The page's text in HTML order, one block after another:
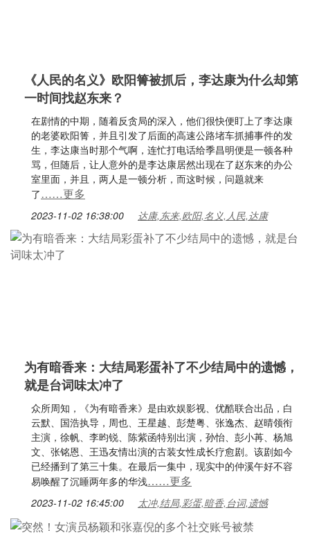
《人民的名义》欧阳箐被抓后，李达康为什么却第
一时间找赵东来？
在剧情的中期，随着反贪局的深入，他们很快便盯上了李达康
的老婆欧阳箐，并且引发了后面的高速公路堵车抓捕事件的发
生，李达康当时那个气啊，连忙打电话给季昌明便是一顿各种
骂，但随后，让人意外的是李达康居然出现在了赵东来的办公
室里面，并且，两人是一顿分析，而这时候，问题就来
了……更多
2023-11-02 16:38:00 达康,东来,欧阳,名义,人民,达康
为有暗香来：大结局彩蛋补了不少结局中的遗憾，
就是台词味太冲了
众所周知，《为有暗香来》是由欢娱影视、优酷联合出品，白
云默、国浩执导，周也、王星越、彭楚粤、张逸杰、赵晴领衔
主演，徐帆、李昀锐、陈紫函特别出演，孙怡、彭小苒、杨旭
文、张铭恩、王迅友情出演的古装女性成长疗愈剧。该剧如今
已经播到了第三十集。在最后一集中，现实中的仲溪午好不容
易唤醒了沉睡两年多的华浅……更多
2023-11-02 16:45:00 太冲,结局,彩蛋,暗香,台词,遗憾